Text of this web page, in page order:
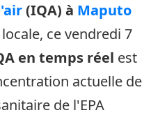
(IQA) à Maputo
ce vendredi 7
en temps réel est
actuelle de
de l'EPA